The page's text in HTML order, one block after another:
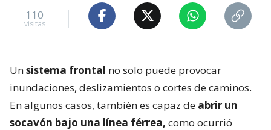
110
visitas
Unsistema frontal no solo puede provocar
inundaciones, deslizamientos o cortes de caminos.
En algunos casos, también es capaz de abrir un
socavón bajo una línea férrea, como ocurrió